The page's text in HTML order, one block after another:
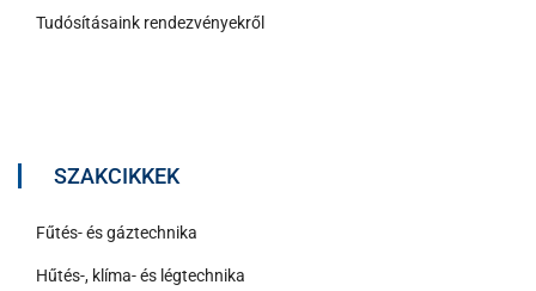
Tudósításaink rendezvényekről
SZAKCIKKEK
Fűtés- és gáztechnika
Hűtés-, klíma- és légtechnika